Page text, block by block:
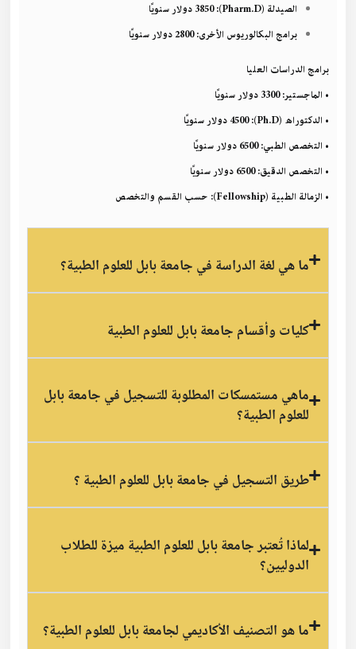
الصيدلة (Pharm.D): 3850 دولار سنويًا
برامج البكالوريوس الأخرى: 2800 دولار سنويًا
برامج الدراسات العليا
• الماجستير: 3300 دولار سنويًا
• الدكتوراه (Ph.D): 4500 دولار سنويًا
• التخصص الطبي: 6500 دولار سنويًا
• التخصص الدقيق: 6500 دولار سنويًا
• الزمالة الطبية (Fellowship): حسب القسم والتخصص
ما هي لغة الدراسة في جامعة بابل للعلوم الطبية؟
كليات وأقسام جامعة بابل للعلوم الطبية
ماهي مستمسكات المطلوبة للتسجيل في جامعة بابل
للعلوم الطبية؟
طريق التسجيل في جامعة بابل للعلوم الطبية ؟
لماذا تُعتبر جامعة بابل للعلوم الطبية ميزة للطلاب
الدوليين؟
ما هو التصنيف الأكاديمي لجامعة بابل للعلوم الطبية؟